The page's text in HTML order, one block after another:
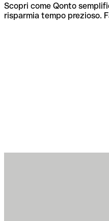
Scopri come Qonto
risparmia tempo prezioso.